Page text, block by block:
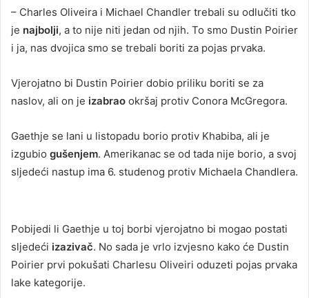
– Charles Oliveira i Michael Chandler trebali su odlučiti tko
je najbolji, a to nije niti jedan od njih. To smo Dustin Poirier
i ja, nas dvojica smo se trebali boriti za pojas prvaka.
Vjerojatno bi Dustin Poirier dobio priliku boriti se za
naslov, ali on je izabrao okršaj protiv Conora McGregora.
Gaethje se lani u listopadu borio protiv Khabiba, ali je
izgubio gušenjem. Amerikanac se od tada nije borio, a svoj
sljedeći nastup ima 6. studenog protiv Michaela Chandlera.
Pobijedi li Gaethje u toj borbi vjerojatno bi mogao postati
sljedeći izazivač. No sada je vrlo izvjesno kako će Dustin
Poirier prvi pokušati Charlesu Oliveiri oduzeti pojas prvaka
lake kategorije.